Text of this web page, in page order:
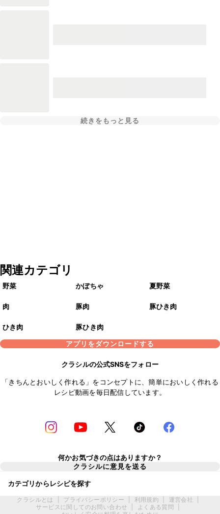
続きをもっと見る
関連カテゴリ
野菜 かぼちゃ 夏野菜
肉 豚肉 豚ひき肉
ひき肉
豚ひき肉
アプリをダウンロードする
クラシルの公式SNSをフォロー
「きちんとおいしく作れる」をコンセプトに、簡単においしく作れる
レシピ動画を毎日配信しています。
何かお気づきの点はありますか？
クラシルに意見を送る
カテゴリからレシピを探す
クラシルとは プライバシーポリシー 利用規約 運営会社
サービスに関してのお問い合わせ
よくある質問